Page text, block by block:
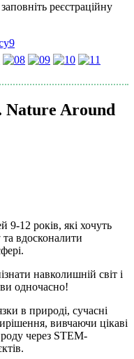
реєстраційну
Nature Around
9-12 років, які хочуть
вдосконалити
навколишній світ і
одночасно!
в природі, сучасні
вивчаючи цікаві
через STEM-